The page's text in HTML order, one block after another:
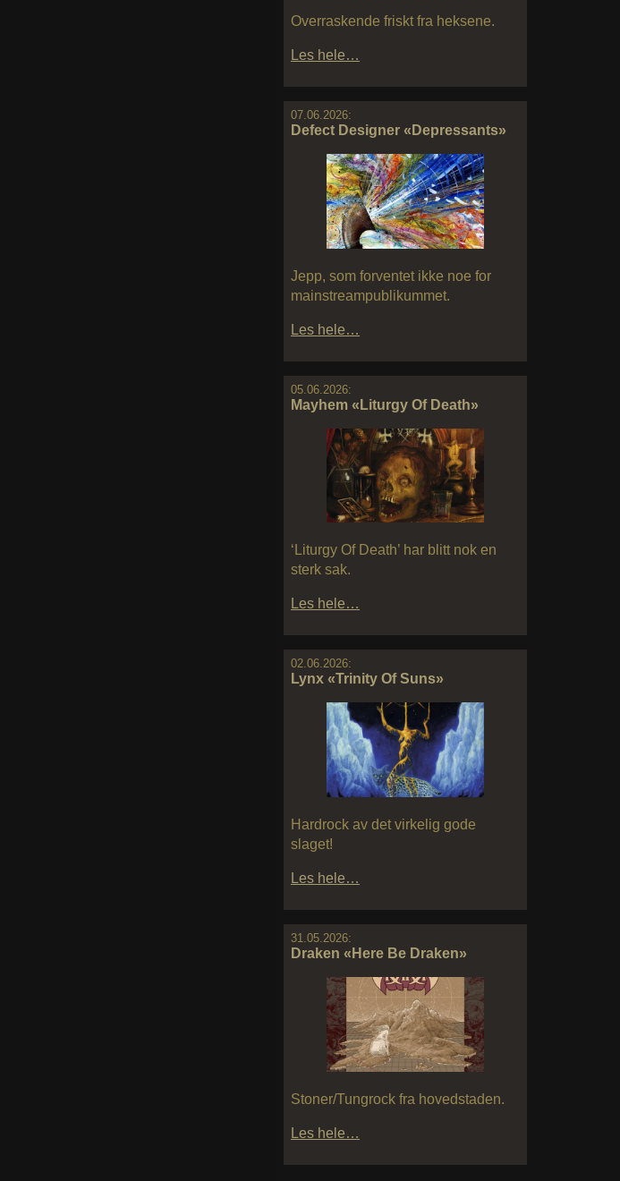
Overraskende friskt fra heksene.
Les hele…
07.06.2026:
Defect Designer «Depressants»
Jepp, som forventet ikke noe for
mainstreampublikummet.
Les hele…
05.06.2026:
Mayhem «Liturgy Of Death»
‘Liturgy Of Death’ har blitt nok en
sterk sak.
Les hele…
02.06.2026:
Lynx «Trinity Of Suns»
Hardrock av det virkelig gode
slaget!
Les hele…
31.05.2026:
Draken «Here Be Draken»
Stoner/Tungrock fra hovedstaden.
Les hele…